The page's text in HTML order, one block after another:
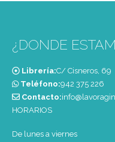
¿DONDE
Librería:C/ Cisneros, 69
Teléfono:‭942 375 226‬
Contacto:
HORARIOS
De lunes a viernes